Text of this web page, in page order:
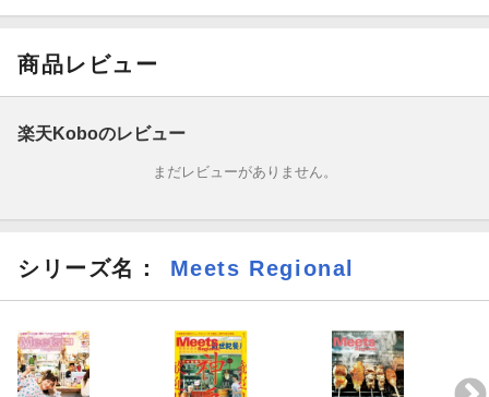
商品レビュー
楽天Koboのレビュー
まだレビューがありません。
シリーズ名： Meets Regional